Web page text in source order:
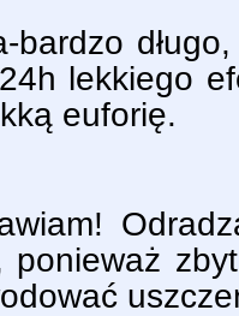
bardzo
lekkiego
euforię.
ponieważ